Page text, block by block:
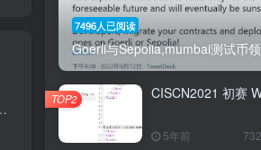
看这篇文章 TUTORIAL 这题作为入门题，顺便把官网翻译给翻译...
7496人已阅读
Goerli与Sepolia,mumbai测试币
CISCN2021 初赛
5年前
TOP2